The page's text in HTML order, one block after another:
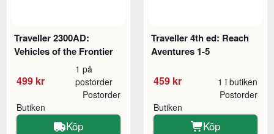
Traveller 2300AD:
Vehicles of the Frontier
499 kr
1 på
postorder
Butiken
Postorder
Köp
Traveller 4th ed: Reach
Aventures 1-5
459 kr 1 i butiken
Butiken
Postorder
Köp